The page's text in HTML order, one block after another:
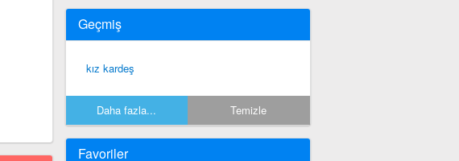
Geçmiş
kız kardeş
Daha fazla... Temizle
Favoriler